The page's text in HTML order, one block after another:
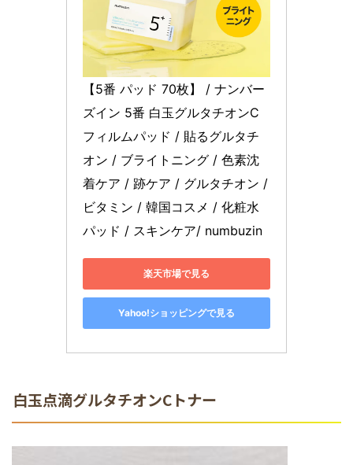
【5番 パッド 70枚】 / ナンバー
ズイン 5番 白玉グルタチオンC
フィルムパッド / 貼るグルタチ
オン / ブライトニング / 色素沈
着ケア / 跡ケア / グルタチオン /
ビタミン / 韓国コスメ / 化粧水
パッド / スキンケア/ numbuzin
楽天市場で見る
Yahoo!ショッピングで見る
白玉点滴グルタチオンCトナー